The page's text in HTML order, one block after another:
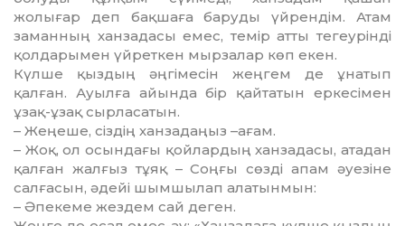
жолығар деп бақшаға баруды үйрендім. Атам
заманның ханзадасы емес, темір атты тегеурінді
қолдарымен үйреткен мырзалар көп екен.
Күлше қыздың әңгімесін жеңгем де ұнатып
қалған. Ауылға айында бір қайтатын еркесімен
ұзақ-ұзақ сырла­сатын.
– Жеңеше, сіздің ханзадаңыз –ағам.
– Жоқ, ол осындағы қойлардың ханзадасы, атадан
қалған жалғыз тұяқ – Соңғы сөзді апам әуезіне
сал­ғасын, әдейі шымшылап алатынмын:
– Әпекеме жездем сай деген.